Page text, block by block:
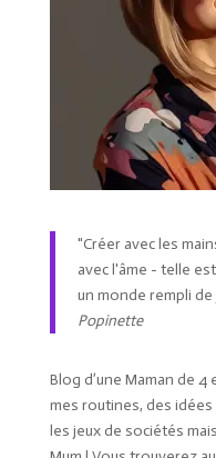
"Créer avec les
avec l'âme - telle
un monde rempli de
Popinette
Blog d’une Maman de
mes routines, des
les jeux de sociétés